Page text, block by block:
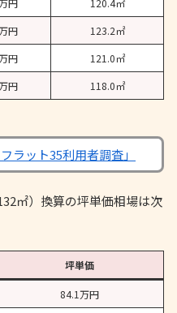
円
120.4㎡
円
123.2㎡
円
121.0㎡
円 118.0㎡
ラット35利用者調査」
㎡）換算の坪単価相場は次
坪単価
84.1万円